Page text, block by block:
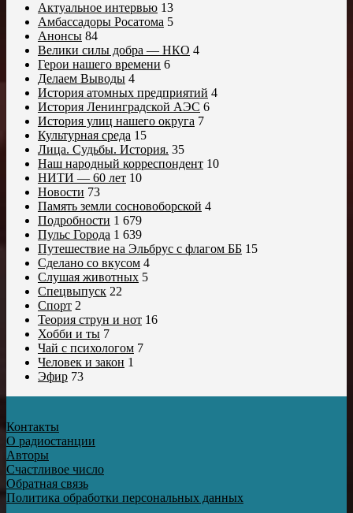
Актуальное интервью 13
Амбассадоры Росатома 5
Анонсы 84
Велики силы добра — НКО 4
Герои нашего времени 6
Делаем Выводы 4
История атомных предприятий 4
История Ленинградской АЭС 6
История улиц нашего округа 7
Культурная среда 15
Лица. Судьбы. История. 35
Наш народный корреспондент 10
НИТИ — 60 лет 10
Новости 73
Память земли сосновоборской 4
Подробности 1 679
Пульс Города 1 639
Путешествие на Эльбрус с флагом ББ 15
Сделано со вкусом 4
Слушая животных 5
Спецвыпуск 22
Спорт 2
Теория струн и нот 16
Хобби и ты 7
Чай с психологом 7
Человек и закон 1
Эфир 73
Контакты
О радиостанции
Авторы
Счастливое число
Обратная связь
Политика обработки персональных данных